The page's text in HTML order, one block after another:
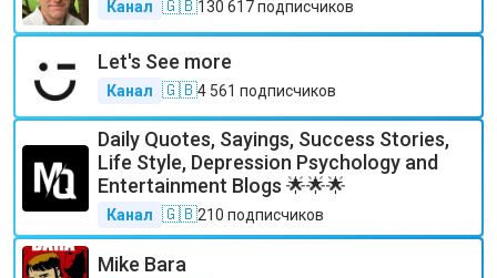
Канал 🇬🇧130 617подписчиков
Let's See more
Канал 🇬🇧4 561 подписчиков
Daily Quotes, Sayings, Success Stories,
Life Style, Depression Psychology and
Entertainment Blogs 🌟🌟🌟
Канал 🇬🇧210 подписчиков
Mike Bara